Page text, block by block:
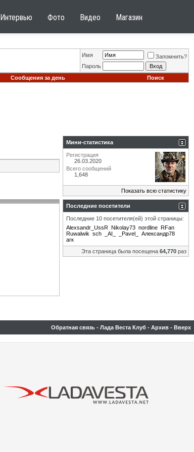
Интервью Фото Видео Магазин
Имя
Запомнить?
Пароль
Сообщения за день Поиск
Мини-статистика
Регистрация
26.03.2020
Всего сообщений
1,648
Показать всю статистику
Последние посетители
Последние 10 посетителя(ей) этой страницы:
Alexsandr_UssR Nikolay73 nordline RFan
Ruwalwik sch _AI_ _Pavel_
Александр78
агк
Эта страница была посещена 64,770 раз
Обратная связь - Лада Веста Клуб - Архив - Вверх